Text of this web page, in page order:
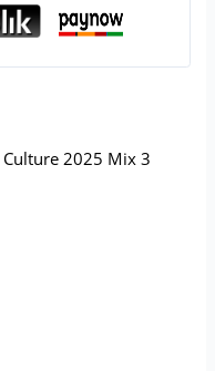
2025 Mix 3